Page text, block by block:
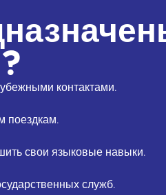
контактами.
поездкам.
свои языковые навыки.
служб.